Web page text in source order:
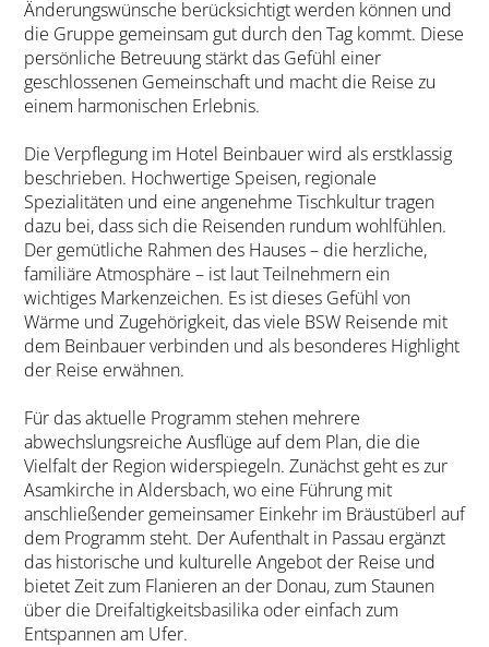
Änderungswünsche berücksichtigt werden können und
die Gruppe gemeinsam gut durch den Tag kommt. Diese
persönliche Betreuung stärkt das Gefühl einer
geschlossenen Gemeinschaft und macht die Reise zu
einem harmonischen Erlebnis.
Die Verpflegung im Hotel Beinbauer wird als erstklassig
beschrieben. Hochwertige Speisen, regionale
Spezialitäten und eine angenehme Tischkultur tragen
dazu bei, dass sich die Reisenden rundum wohlfühlen.
Der gemütliche Rahmen des Hauses – die herzliche,
familiäre Atmosphäre – ist laut Teilnehmern ein
wichtiges Markenzeichen. Es ist dieses Gefühl von
Wärme und Zugehörigkeit, das viele BSW Reisende mit
dem Beinbauer verbinden und als besonderes Highlight
der Reise erwähnen.
Für das aktuelle Programm stehen mehrere
abwechslungsreiche Ausflüge auf dem Plan, die die
Vielfalt der Region widerspiegeln. Zunächst geht es zur
Asamkirche in Aldersbach, wo eine Führung mit
anschließender gemeinsamer Einkehr im Bräustüberl auf
dem Programm steht. Der Aufenthalt in Passau ergänzt
das historische und kulturelle Angebot der Reise und
bietet Zeit zum Flanieren an der Donau, zum Staunen
über die Dreifaltigkeitsbasilika oder einfach zum
Entspannen am Ufer.